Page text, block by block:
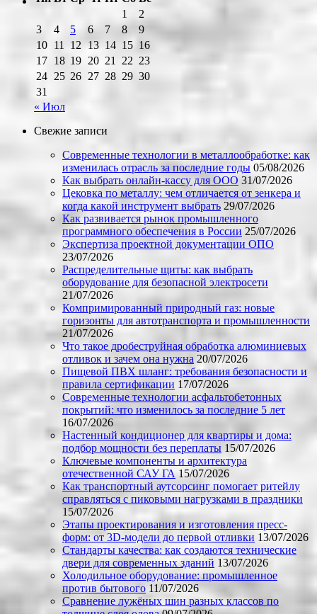
1
2
3
4 5 6 7 8
9
10 11 12 13 14 15 16
17 18 19 20 21 22 23
24 25 26 27 28 29 30
31
« Июл
Свежие записи
Современные технологии в металлообработке: как
изменилась отрасль за последние годы 05/08/2026
Как выбрать онлайн-кассу для ООО 31/07/2026
Цековка по металлу: чем отличается от зенкера и
когда какой инструмент выбрать 29/07/2026
Как развивается рынок промышленного
программного обеспечения в России 25/07/2026
Экспертиза проектной документации ОПО
23/07/2026
Распределительные щиты: как выбрать
оборудование для безопасной электросети
21/07/2026
Компримированный природный газ: новые
горизонты для автотранспорта и промышленности
21/07/2026
Что такое дробеструйная обработка алюминиевых
отливок и зачем она нужна 20/07/2026
Пищевой ПВХ шланг: требования безопасности и
правила сертификации 17/07/2026
Современные технологии асфальтобетонных
покрытий: что изменилось за последние 5 лет
16/07/2026
Настенный кондиционер для квартиры и дома:
подбор мощности без переплаты 15/07/2026
Ключевые компоненты и архитектура
отечественной САУ ГА 15/07/2026
Как транспортный аутсорсинг помогает ритейлу
справляться с пиковыми нагрузками в праздники
15/07/2026
Этапы проектирования и изготовления пресс-
форм: от 3D-модели до первой отливки 13/07/2026
Стандарты качества: как создаются технические
двери для современных зданий 13/07/2026
Холодильное оборудование: промышленное
против бытового 11/07/2026
Сравнение лужёных шин разных классов по